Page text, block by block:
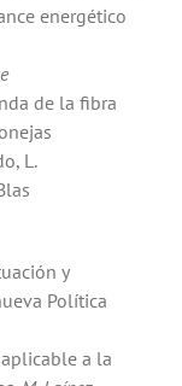
energético
de la fibra
L.
y
Política
a la